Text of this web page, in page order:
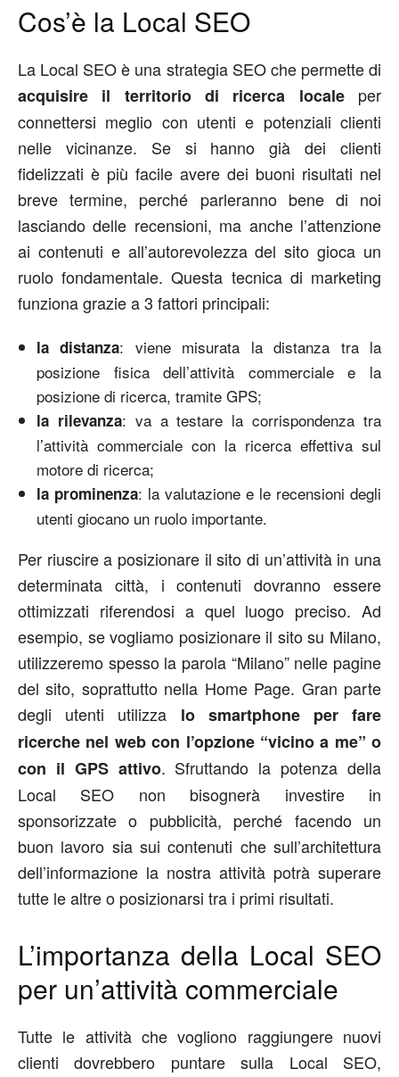
Cos’è la Local SEO
La Local SEO è una strategia SEO che permette di
acquisire il territorio di ricerca localeper
connettersi meglio con utenti e potenziali clienti
nelle vicinanze. Se si hanno già dei clienti
fidelizzati è più facile avere dei buoni risultati nel
breve termine, perché parleranno bene di noi
lasciando delle recensioni, ma anche l’attenzione
ai contenuti e all’autorevolezza del sito gioca un
ruolo fondamentale. Questa tecnica di marketing
funziona grazie a 3 fattori principali:
la distanza: viene misurata la distanza tra la
posizione fisica dell’attività commerciale e la
posizione di ricerca, tramite GPS;
la rilevanza: va a testare la corrispondenza tra
l’attività commerciale con la ricerca effettiva sul
motore di ricerca;
la prominenza: la valutazione e le recensioni degli
utenti giocano un ruolo importante.
Per riuscire a posizionare il sito di un’attività in una
determinata città, i contenuti dovranno essere
ottimizzati riferendosi a quel luogo preciso. Ad
esempio, se vogliamo posizionare il sito su Milano,
utilizzeremo spesso la parola “Milano” nelle pagine
del sito, soprattutto nella Home Page. Gran parte
degli utenti utilizza lo smartphone per fare
ricerche nel web con l’opzione “vicino a me” o
con il GPS attivo. Sfruttando la potenza della
Local SEO non bisognerà investire in
sponsorizzate o pubblicità, perché facendo un
buon lavoro sia sui contenuti che sull’architettura
dell’informazione la nostra attività potrà superare
tutte le altre o posizionarsi tra i primi risultati.
L’importanza della Local SEO
per un’attività commerciale
Tutte le attività che vogliono raggiungere nuovi
clienti dovrebbero puntare sulla Local SEO,